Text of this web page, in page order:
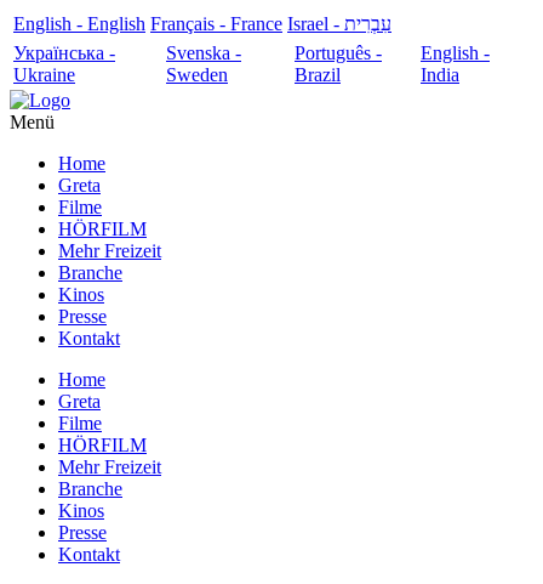
English - English Français - France
עִבְרִית - Israel
Українська -
Ukraine
Svenska -
Sweden
Português -
Brazil
English -
India
Menü
Home
Greta
Filme
HÖRFILM
Mehr Freizeit
Branche
Kinos
Presse
Kontakt
Home
Greta
Filme
HÖRFILM
Mehr Freizeit
Branche
Kinos
Presse
Kontakt